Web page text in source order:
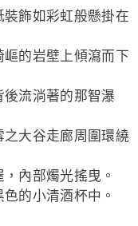
飾如彩虹般懸掛在
的岩壁上傾瀉而下
流淌著的那智瀑
大谷走廊周圍環繞
內部燭光搖曳。
的小清酒杯中。